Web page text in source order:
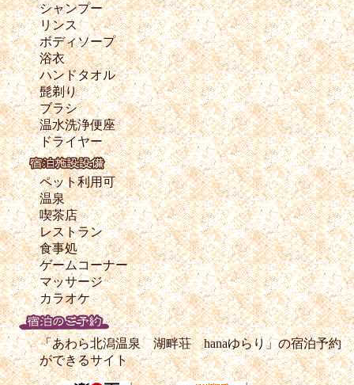
シャンプー
リンス
ボディソープ
浴衣
ハンドタオル
髭剃り
ブラシ
温水洗浄便座
ドライヤー
ペット利用可
温泉
喫茶店
レストラン
食事処
ゲームコーナー
マッサージ
カラオケ
「あわら北潟温泉 湖畔荘 hanaゆらり」の宿泊予約
ができるサイト